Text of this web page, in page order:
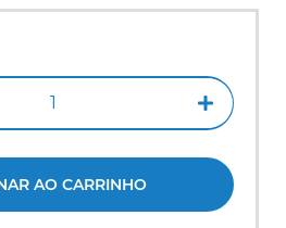
AO CARRINHO